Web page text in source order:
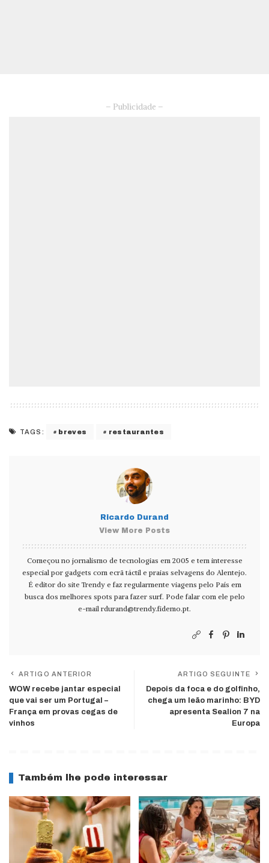
– Publicidade –
TAGS: breves restaurantes
Ricardo Durand
View More Posts
Começou no jornalismo de tecnologias em 2005 e tem interesse
especial por gadgets com ecrã táctil e praias selvagens do Alentejo.
É editor do site Trendy e faz regularmente viagens pelo País em
busca dos melhores spots para fazer surf. Pode falar com ele pelo
e-mail rdurand@trendy.fidemo.pt.
ARTIGO ANTERIOR
WOW recebe jantar especial
que vai ser um Portugal –
França em provas cegas de
vinhos
ARTIGO SEGUINTE
Depois da foca e do golfinho,
chega um leão marinho: BYD
apresenta Sealion 7 na
Europa
Também lhe pode interessar